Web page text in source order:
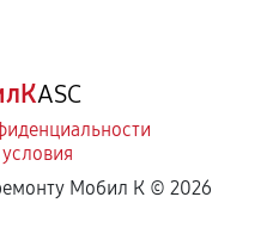
ASC
Мобил К © 2026